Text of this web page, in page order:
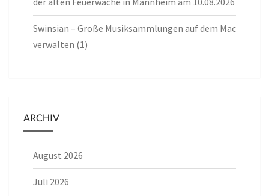
Swinsian – Große Musiksammlungen auf dem Mac
verwalten (1)
ARCHIV
August 2026
Juli 2026